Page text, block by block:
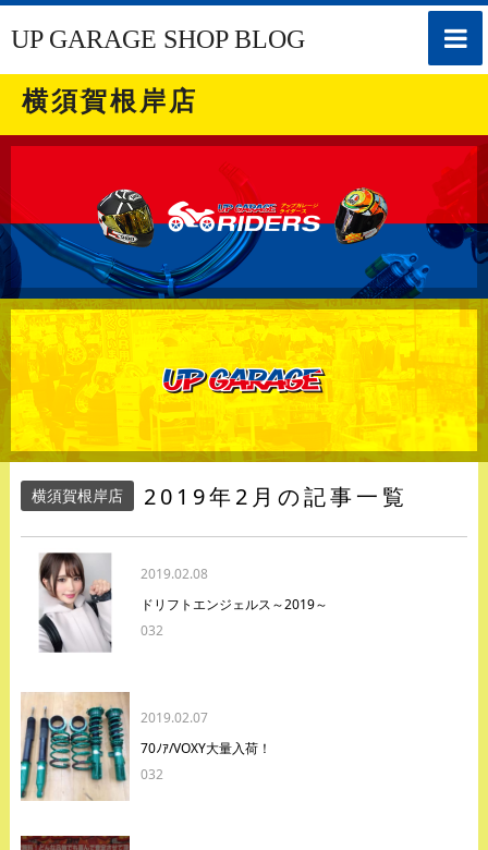
toggle
UP GARAGE SHOP BLOG
横須賀根岸店
横須賀根岸店 2019年2月の記事一覧
2019.02.08
ドリフトエンジェルス～2019～
032
2019.02.07
70ﾉｱ/VOXY大量入荷！
032